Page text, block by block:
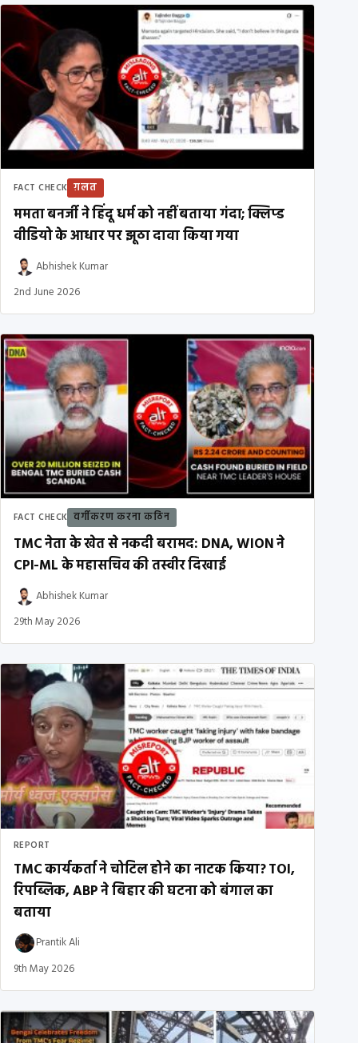
FACT CHECK ग़लत
ममता बनर्जी ने हिंदू धर्म को नहीं बताया गंदा; क्लिप्ड
वीडियो के आधार पर झूठा दावा किया गया
Abhishek Kumar
2nd June 2026
FACT CHECK वर्गीकरण करना कठिन
TMC नेता के खेत से नकदी बरामद: DNA, WION ने
CPI-ML के महासचिव की तस्वीर दिखाई
Abhishek Kumar
29th May 2026
REPORT
TMC कार्यकर्ता ने चोटिल होने का नाटक किया? TOI,
रिपब्लिक, ABP ने बिहार की घटना को बंगाल का
बताया
Prantik Ali
9th May 2026